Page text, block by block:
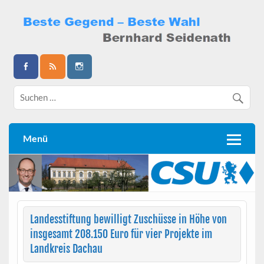
content
Bernhard Seidenath
Menü
Landesstiftung bewilligt Zuschüsse in Höhe von
insgesamt 208.150 Euro für vier Projekte im
Landkreis Dachau